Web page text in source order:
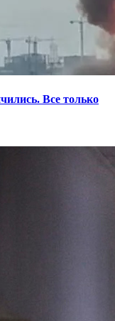
Все только